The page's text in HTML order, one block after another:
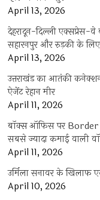
April 13, 2026
देहरादून-दिल्ली एक्सप्रेस-वे
सहारनपुर और रुड़की के लिए
April 13, 2026
उत्तराखंड का आतंकी
ऐजेंट रेहान मीर
April 11, 2026
बॉक्स ऑफिस पर Border 2
सबसे ज्यादा कमाई वाली
April 11, 2026
उर्मिला सनावर के खिलाफ
April 10, 2026